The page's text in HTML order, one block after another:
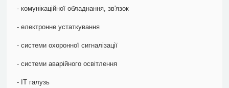
- комунікаційної обладнання, зв'язок
- електронне устаткування
- системи охоронної сигналізації
- системи аварійного освітлення
- ІТ галузь